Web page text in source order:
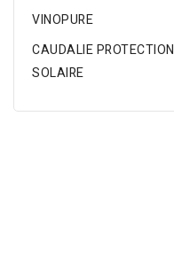
VINOPURE
CAUDALIE PROTECTION
SOLAIRE